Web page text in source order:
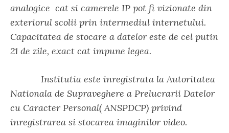
analogice cat si camerele IP pot fi vizionate din
exteriorul scolii prin intermediul internetului.
Capacitatea de stocare a datelor este de cel putin
21 de zile, exact cat impune legea.
Institutia este inregistrata la Autoritatea
Nationala de Supraveghere a Prelucrarii Datelor
cu Caracter Personal( ANSPDCP) privind
inregistrarea si stocarea imaginilor video.